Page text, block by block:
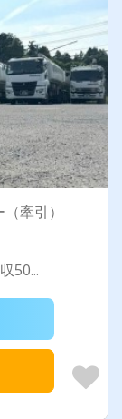
牽引）
50...